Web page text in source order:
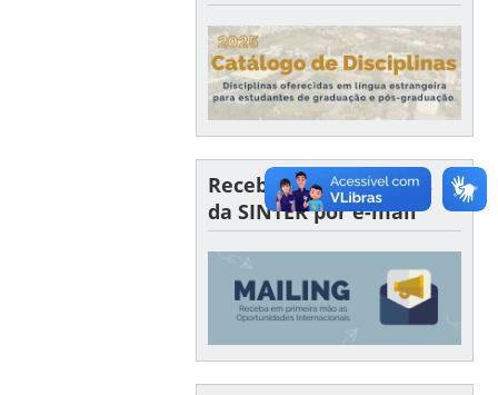
Receba oportunidades
da SINTER por e-mail